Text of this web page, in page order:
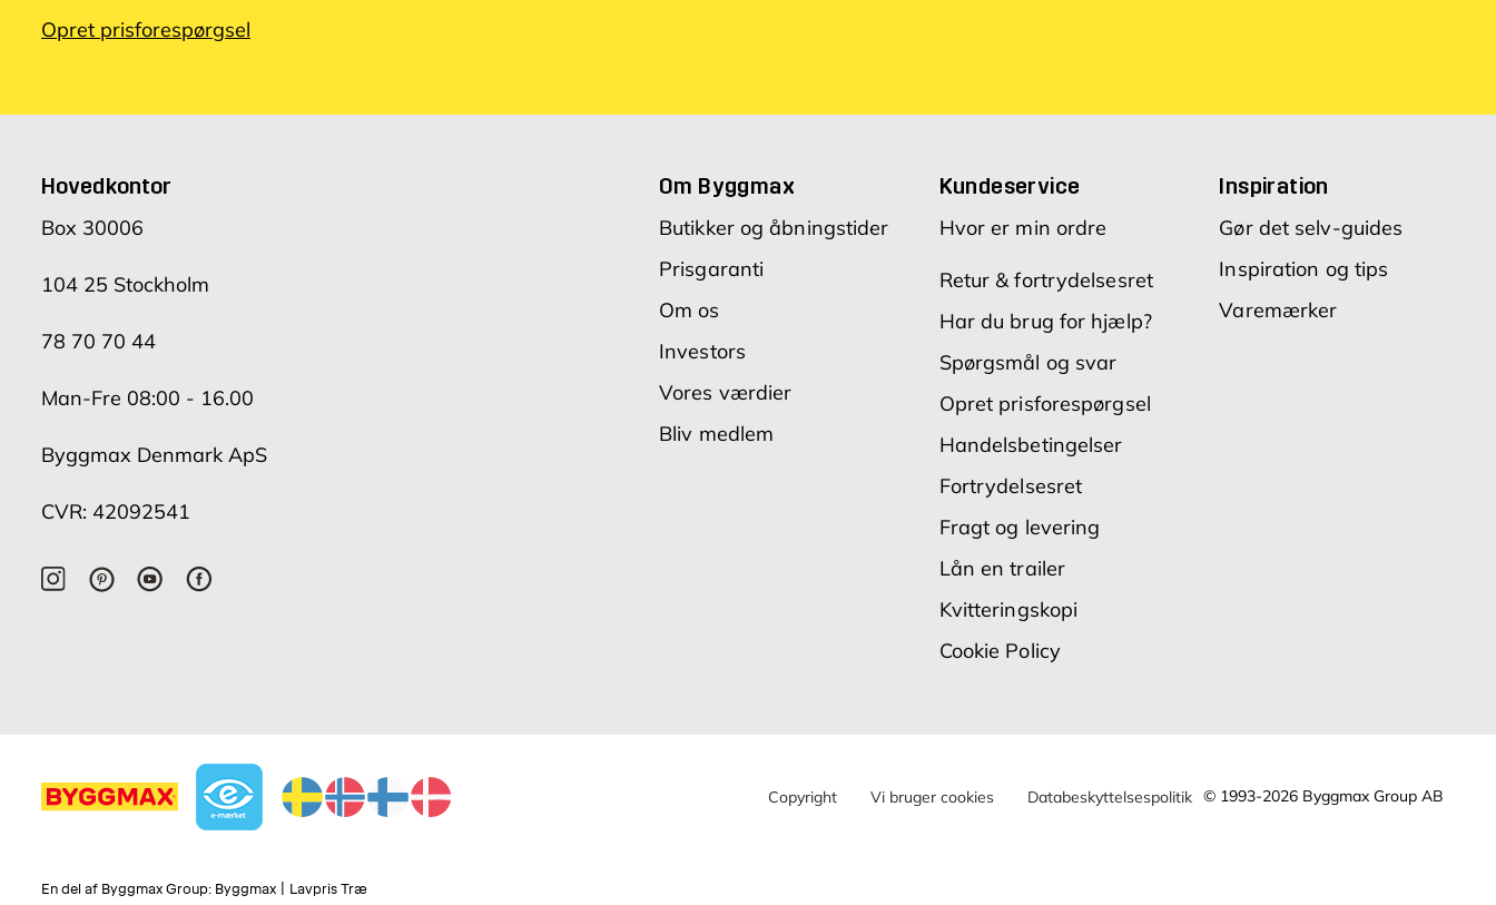
Opret prisforespørgsel
Hovedkontor
Box 30006
104 25 Stockholm
78 70 70 44
Man-Fre 08:00 - 16.00
Byggmax Denmark ApS
CVR: 42092541
Om Byggmax
Butikker og åbningstider
Prisgaranti
Om os
Investors
Vores værdier
Bliv medlem
Kundeservice
Hvor er min ordre
Retur & fortrydelsesret
Har du brug for hjælp?
Spørgsmål og svar
Opret prisforespørgsel
Handelsbetingelser
Fortrydelsesret
Fragt og levering
Lån en trailer
Kvitteringskopi
Cookie Policy
Inspiration
Gør det selv-guides
Inspiration og tips
Varemærker
Copyright Vi bruger cookies Databeskyttelsespolitik © 1993-2026 Byggmax Group AB
En del af Byggmax Group: Byggmax Lavpris Træ